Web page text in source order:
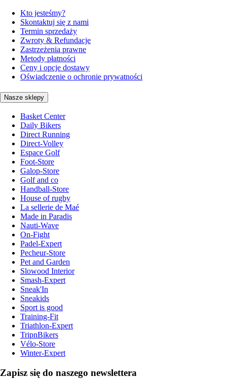
Kto jesteśmy?
Skontaktuj się z nami
Termin sprzedaży
Zwroty & Refundacje
Zastrzeżenia prawne
Metody płatności
Ceny i opcje dostawy
Oświadczenie o ochronie prywatności
Nasze sklepy
Basket Center
Daily Bikers
Direct Running
Direct-Volley
Espace Golf
Foot-Store
Galop-Store
Golf and co
Handball-Store
House of rugby
La sellerie de Maé
Made in Paradis
Nauti-Wave
On-Fight
Padel-Expert
Pecheur-Store
Pet and Garden
Slowood Interior
Smash-Expert
Sneak'In
Sneakids
Sport is good
Training-Fit
Triathlon-Expert
TripnBikers
Vélo-Store
Winter-Expert
Zapisz się do naszego newslettera